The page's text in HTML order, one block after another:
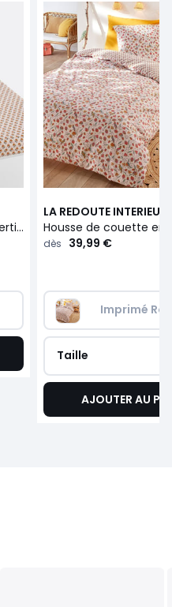
Drap-housse enfant coton, Bertille
LA REDOUTE
dès 39,99 €
Imprimé
Taille
AJOUTER AU